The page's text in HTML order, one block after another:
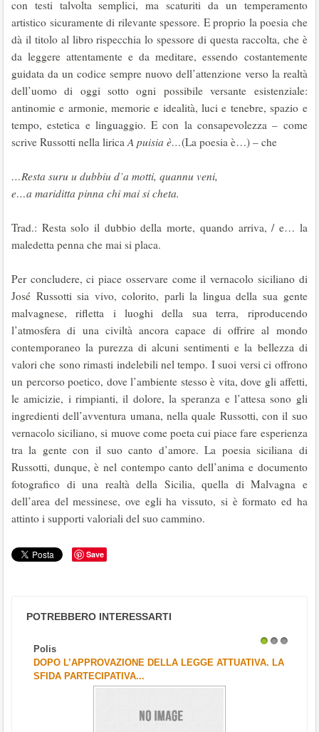
con testi talvolta semplici, ma scaturiti da un temperamento
artistico sicuramente di rilevante spessore. E proprio la poesia che
dà il titolo al libro rispecchia lo spessore di questa raccolta, che è
da leggere attentamente e da meditare, essendo costantemente
guidata da un codice sempre nuovo dell’attenzione verso la realtà
dell’uomo di oggi sotto ogni possibile versante esistenziale:
antinomie e armonie, memorie e idealità, luci e tenebre, spazio e
tempo, estetica e linguaggio. E con la consapevolezza – come
scrive Russotti nella liricaA puisia è…(La poesia è…) – che
…Resta suru u dubbiu d’a motti, quannu veni,
e…a mariditta pinna chi mai si cheta.
Trad.: Resta solo il dubbio della morte, quando arriva, / e… la
maledetta penna che mai si placa.
Per concludere, ci piace osservare come il vernacolo siciliano di
José Russotti sia vivo, colorito, parli la lingua della sua gente
malvagnese, rifletta i luoghi della sua terra, riproducendo
l’atmosfera di una civiltà ancora capace di offrire al mondo
contemporaneo la purezza di alcuni sentimenti e la bellezza di
valori che sono rimasti indelebili nel tempo. I suoi versi ci offrono
un percorso poetico, dove l’ambiente stesso è vita, dove gli affetti,
le amicizie, i rimpianti, il dolore, la speranza e l’attesa sono gli
ingredienti dell’avventura umana, nella quale Russotti, con il suo
vernacolo siciliano, si muove come poeta cui piace fare esperienza
tra la gente con il suo canto d’amore. La poesia siciliana di
Russotti, dunque, è nel contempo canto dell’anima e documento
fotografico di una realtà della Sicilia, quella di Malvagna e
dell’area del messinese, ove egli ha vissuto, si è formato ed ha
attinto i supporti valoriali del suo cammino.
Save
POTREBBERO INTERESSARTI
Polis
DOPO L’APPROVAZIONE DELLA LEGGE ATTUATIVA. LA
SFIDA PARTECIPATIVA...